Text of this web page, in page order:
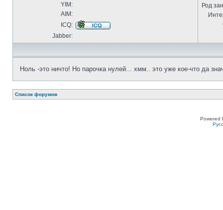
YIM:
AIM:
ICQ:
Jabber:
Род
Ноль -это ничто! Но парочка нулей... хмм.. это уже кое-что да
Список форумов
Powered